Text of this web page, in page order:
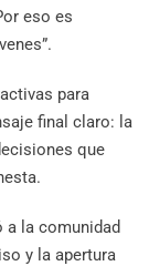
eso es
para
final claro: la
que
a la comunidad
y la apertura